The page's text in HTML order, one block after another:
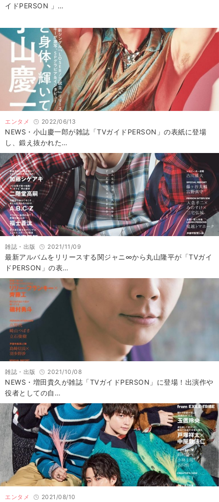
イドPERSON 」…
エンタメ 2022/06/13
NEWS・小山慶一郎が雑誌「TVガイドPERSON」の表紙に登場
し、鍛え抜かれた…
雑誌・出版 2021/11/09
最新アルバムをリリースする関ジャニ∞から丸山隆平が「TVガイ
ドPERSON」の表…
雑誌・出版 2021/10/08
NEWS・増田貴久が雑誌「TVガイドPERSON」に登場！出演作や
役者としての自…
エンタメ 2021/08/10